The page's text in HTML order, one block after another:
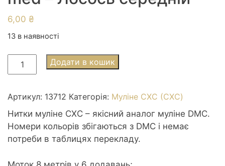
6,00 ₴
13 в наявності
Муліне
СХС
Salmon
med
-
Лосось
середній
Додати в кошик
Артикул: 13712 Категорія: Муліне СХС (CXC)
Нитки муліне СХС – якісний аналог муліне DMC.
Номери кольорів збігаються з DMC і немає
потреби в таблицях перекладу.